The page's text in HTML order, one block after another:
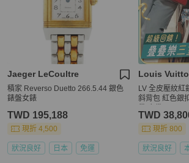
Jaeger LeCoultre
積家 Reverso Duetto 266.5.44 銀色
錶盤女錶
TWD 195,188
現折 4,500
狀況良好 日本 免運
Louis
LV 全皮壓紋紅
斜背包 紅色銀扣 22*17*8 98新配件
TWD
現折 800
狀況良好